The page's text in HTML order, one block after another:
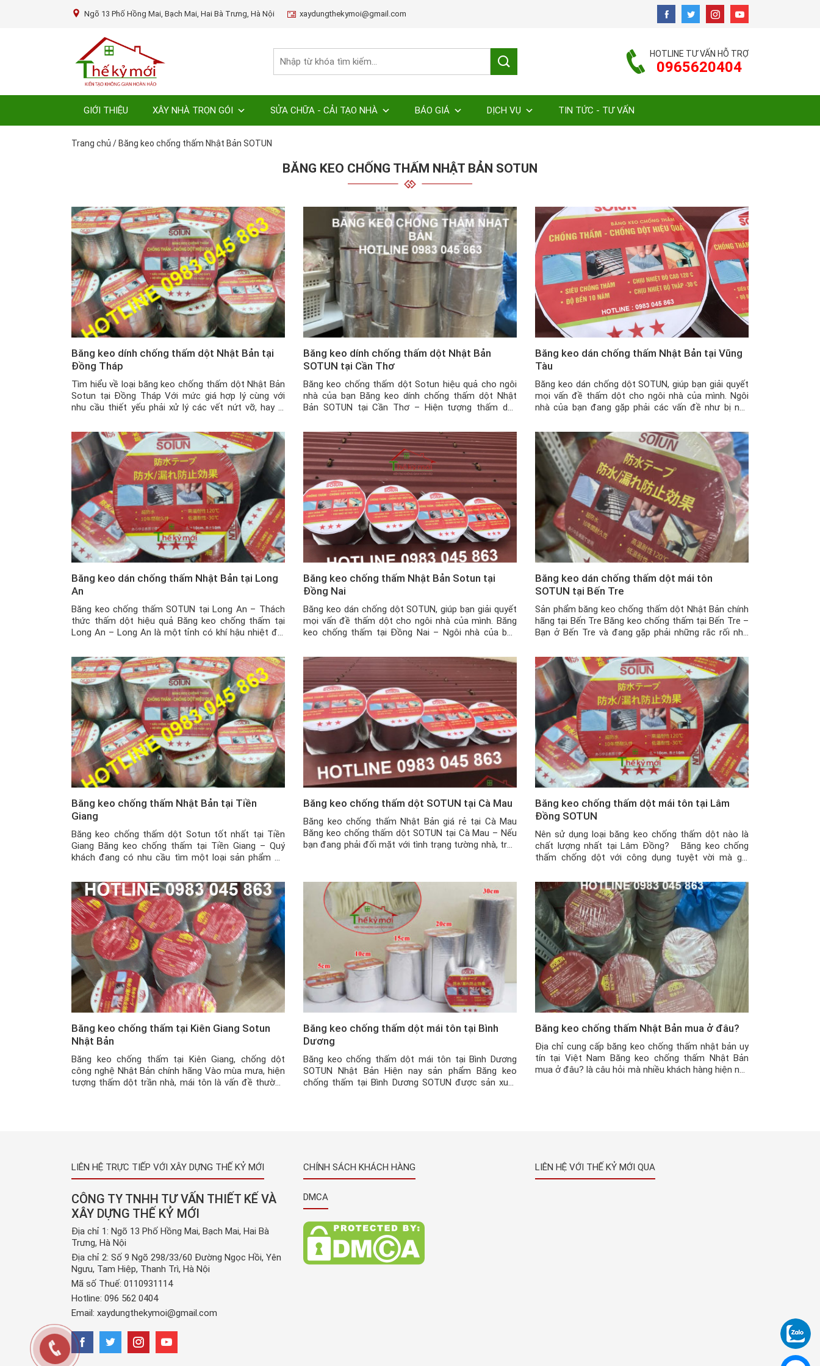
Ngõ 13 Phố Hồng Mai, Bạch Mai, Hai Bà Trưng, Hà Nội xaydungthekymoi@gmail.com
HOTLINE TƯ VẤN HỖ TRỢ
0965620404
GIỚI THIỆU XÂY NHÀ TRỌN GÓI SỬA CHỮA - CẢI TẠO NHÀ BÁO GIÁ DỊCH VỤ TIN TỨC - TƯ VẤN
Trang chủ / Băng keo chống thấm Nhật Bản SOTUN
BĂNG KEO CHỐNG THẤM NHẬT BẢN SOTUN
Băng keo dính chống thấm dột Nhật Bản tại
Đồng Tháp
Tìm hiểu về loại băng keo chống thấm dột Nhật Bản
Sotun tại Đồng Tháp Với mức giá hợp lý cùng với
nhu cầu thiết yếu phải xử lý các vết nứt vỡ, hay bị
công trình vào mùa mưa bão, thì băng […]
Băng keo dính chống thấm dột Nhật Bản
SOTUN tại Cần Thơ
Băng keo chống thấm dột Sotun hiệu quả cho ngôi
nhà của bạn Băng keo dính chống thấm dột Nhật
Bản SOTUN tại Cần Thơ – Hiện tượng thấm dột
nói chung và tại Cần Thơ nói riêng. Để xử lý được
tình […]
Băng keo dán chống thấm Nhật Bản tại Vũng
Tàu
Băng keo dán chống dột SOTUN, giúp bạn giải quyết
mọi vấn đề thấm dột cho ngôi nhà của mình. Ngôi
nhà của bạn đang gặp phải các vấn đề như bị nứt
hay khe hở giữa tường nhà và mái tôn khiến nhà […]
Băng keo dán chống thấm Nhật Bản tại Long
An
Băng keo chống thấm SOTUN tại Long An – Thách
thức thấm dột hiệu quả Băng keo chống thấm tại
Long An – Long An là một tỉnh có khí hậu nhiệt đới
biệt là trong mùa mưa, với những ngôi nhà đã […]
Băng keo chống thấm Nhật Bản Sotun tại
Đồng Nai
Băng keo dán chống dột SOTUN, giúp bạn giải quyết
mọi vấn đề thấm dột cho ngôi nhà của mình. Băng
keo chống thấm tại Đồng Nai – Ngôi nhà của bạn
nhà, mái tôn có những vết thủng nhỏ hay khe hở […]
Băng keo dán chống thấm dột mái tôn
SOTUN tại Bến Tre
Sản phẩm băng keo chống thấm dột Nhật Bản chính
hãng tại Bến Tre Băng keo chống thấm tại Bến Tre –
Bạn ở Bến Tre và đang gặp phải những rắc rối như
hại, ẩm mốc nhà cửa khi trời mưa kéo dài, […]
Băng keo chống thấm Nhật Bản tại Tiền
Giang
Băng keo chống thấm dột Sotun tốt nhất tại Tiền
Giang Băng keo chống thấm tại Tiền Giang – Quý
khách đang có nhu cầu tìm một loại sản phẩm có
tường xi măng, mái tôn hay đường ống nước, … thì
không […]
Băng keo chống thấm dột SOTUN tại Cà Mau
Băng keo chống thấm Nhật Bản giá rẻ tại Cà Mau
Băng keo chống thấm dột SOTUN tại Cà Mau – Nếu
bạn đang phải đối mặt với tình trạng tường nhà, trần
Băng keo chống thấm dột mái tôn tại Lâm
Đồng SOTUN
Nên sử dụng loại băng keo chống thấm dột nào là
chất lượng nhất tại Lâm Đồng? Băng keo chống
thấm chống dột với công dụng tuyệt vời mà giá
hữu ích cho các ngôi nhà, kho hàng hay công xưởng.
Tuy […]
Băng keo chống thấm tại Kiên Giang Sotun
Nhật Bản
Băng keo chống thấm tại Kiên Giang, chống dột
công nghệ Nhật Bản chính hãng Vào mùa mưa, hiện
tượng thấm dột trần nhà, mái tôn là vấn đề thường
Băng keo chống thấm dột mái tôn tại Bình
Dương
Băng keo chống thấm dột mái tôn tại Bình Dương
SOTUN Nhật Bản Hiện nay sản phẩm Băng keo
chống thấm tại Bình Dương SOTUN được sản xuất
Băng keo chống thấm Nhật Bản mua ở đâu?
Địa chỉ cung cấp băng keo chống thấm nhật bản uy
tín tại Việt Nam Băng keo chống thấm Nhật Bản
mua ở đâu? là câu hỏi mà nhiều khách hàng hiện nay
LIÊN HỆ TRỰC TIẾP VỚI XÂY DỰNG THẾ KỶ MỚI
CÔNG TY TNHH TƯ VẤN THIẾT KẾ VÀ
XÂY DỰNG THẾ KỶ MỚI
Địa chỉ 1: Ngõ 13 Phố Hồng Mai, Bạch Mai, Hai Bà
Trưng, Hà Nội
Địa chỉ 2: Số 9 Ngõ 298/33/60 Đường Ngọc Hồi, Yên
Ngưu, Tam Hiệp, Thanh Trì, Hà Nội
Mã số Thuế: 0110931114
Hotline: 096 562 0404
Email: xaydungthekymoi@gmail.com
CHÍNH SÁCH KHÁCH HÀNG
DMCA
LIÊN HỆ VỚI THẾ KỶ MỚI QUA